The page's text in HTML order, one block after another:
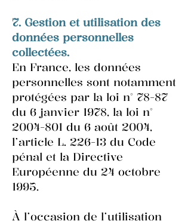
7. Gestion et utilisation des
données personnelles
collectées.
En France, les données
personnelles sont notamment
protégées par la loi n° 78-87
du 6 janvier 1978, la loi n°
2004-801 du 6 août 2004,
l’article L. 226-13 du Code
pénal et la Directive
Européenne du 24 octobre
1995.
À l’occasion de l’utilisation